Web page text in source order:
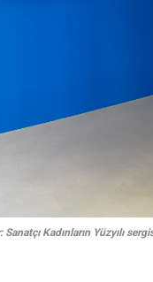
Kadınların Yüzyılı